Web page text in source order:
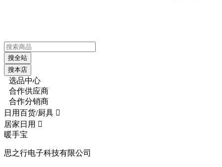
搜全站
搜本店
选品中心
合作供应商
合作分销商
日用百货/厨具 
居家日用 
暖手宝
思之行电子科技有限公司